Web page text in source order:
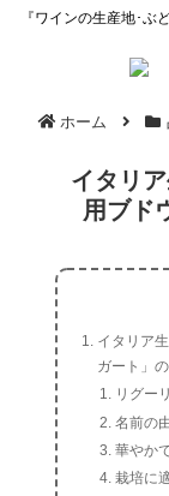
『ワインの生産地･ぶ
ホーム
イタリ
用ブド
イタリア
ガート」
リグー
名前の
華やか
栽培に